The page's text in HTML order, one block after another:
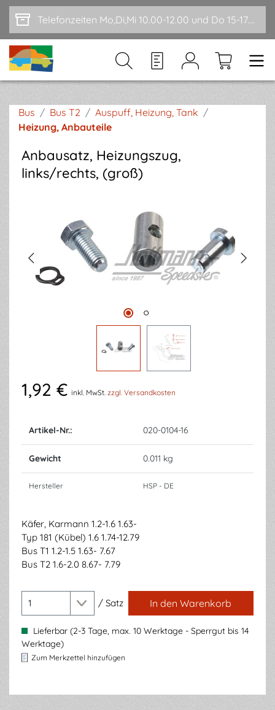
Zum Hauptinhalt springen Telefonzeiten Mo,Di,Mi 10.00-12.00 und Do 15-17.00
Bus / Bus T2 / Auspuff, Heizung, Tank /
Heizung, Anbauteile
Anbausatz, Heizungszug,
links/rechts, (groß)
1,92 € inkl. MwSt. zzgl. Versandkosten
Artikel-Nr.: 020-0104-16
Gewicht 0.011 kg
Hersteller HSP - DE
Käfer, Karmann 1.2-1.6 1.63-
Typ 181 (Kübel) 1.6 1.74-12.79
Bus T1 1.2-1.5 1.63- 7.67
Bus T2 1.6-2.0 8.67- 7.79
/ Satz In den Warenkorb
Lieferbar (2-3 Tage, max. 10 Werktage - Sperrgut bis 14
Werktage)
Zum Merkzettel hinzufügen